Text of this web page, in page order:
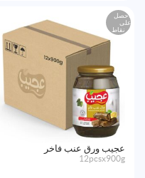
احصل
على
نقاط
عجيب ورق عنب فاخر
12pcsx900g